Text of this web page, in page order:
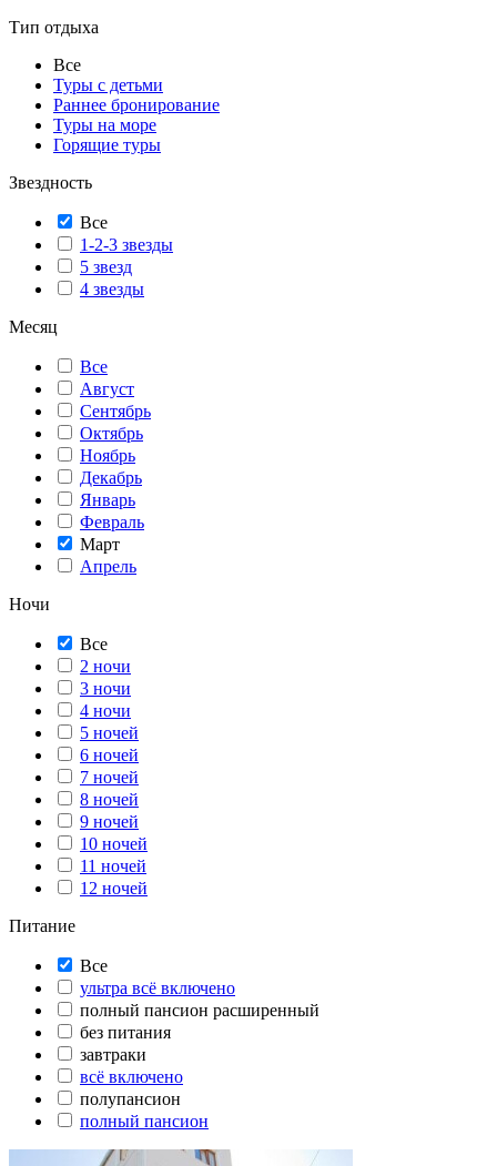
Тип отдыха
Все
Туры с детьми
Раннее бронирование
Туры на море
Горящие туры
Звездность
Все
1-2-3 звезды
5 звезд
4 звезды
Месяц
Все
Август
Сентябрь
Октябрь
Ноябрь
Декабрь
Январь
Февраль
Март
Апрель
Ночи
Все
2 ночи
3 ночи
4 ночи
5 ночей
6 ночей
7 ночей
8 ночей
9 ночей
10 ночей
11 ночей
12 ночей
Питание
Все
ультра всё включено
полный пансион расширенный
без питания
завтраки
всё включено
полупансион
полный пансион